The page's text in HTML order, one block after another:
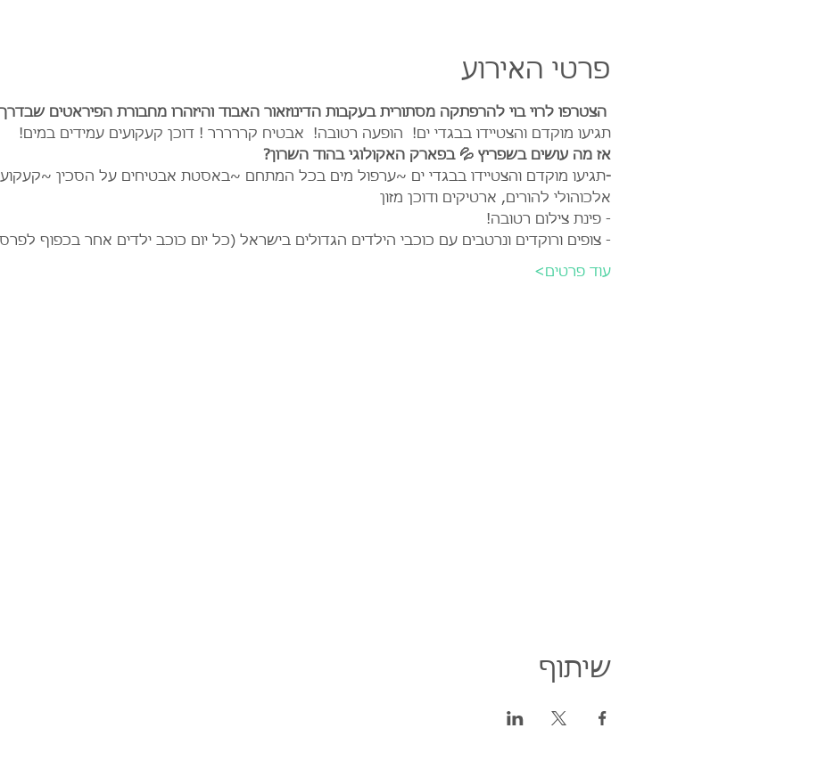
פרטי האירוע
הצטרפו לרוי בוי להרפתקה מסתורית בעקבות הדינוזאור האבוד והיזהרו מחבורת הפיראטים
תגיעו מוקדם והצטיידו בבגדי ים!  הופעה רטובה!  אבטיח קררררר ! דוכן קעקועים עמידים במים!
אז מה עושים בשפריץ 💦 בפארק האקולוגי בהוד השרון?
-תגיעו מוקדם והצטיידו בבגדי ים ~ערפול מים בכל המתחם ~באסטת אבטיחים על הסכין
אלכוהולי להורים, ארטיקים ודוכן מזון
- פינת צילום רטובה!
- צופים ורוקדים ונרטבים עם כוכבי הילדים הגדולים בישראל (כל יום כוכב ילדים אחר בכפוף
עוד פרטים>
שיתוף